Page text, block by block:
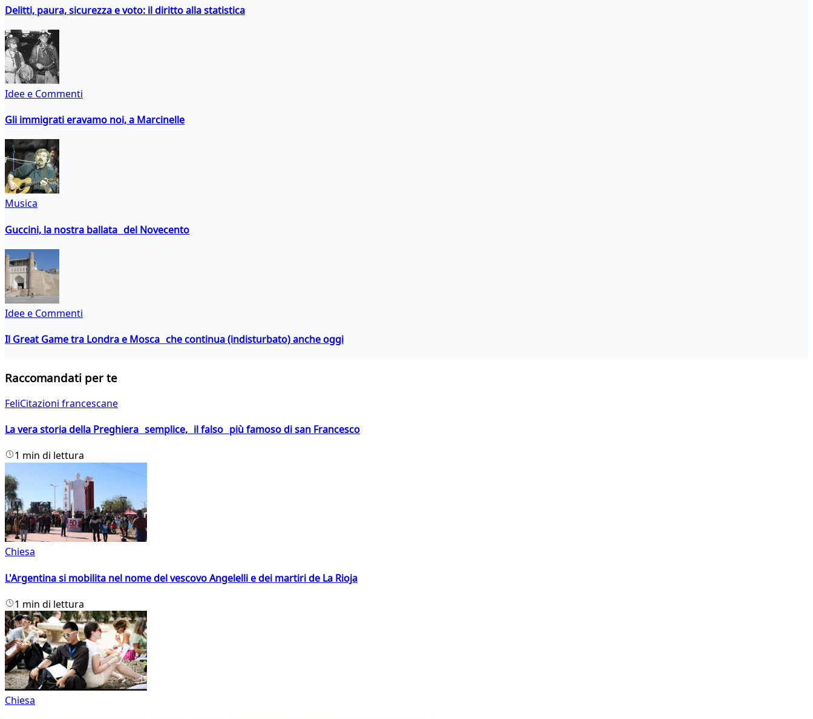
Delitti, paura, sicurezza e voto: il diritto alla statistica
Idee e Commenti
Gli immigrati eravamo noi, a Marcinelle
Musica
Guccini, la nostra ballata del Novecento
Idee e Commenti
Il Great Game tra Londra e Mosca che continua (indisturbato) anche oggi
Raccomandati per te
FeliCitazioni francescane
La vera storia della Preghiera semplice, il falso più famoso di san Francesco
1 min di lettura
Chiesa
L'Argentina si mobilita nel nome del vescovo Angelelli e dei martiri de La Rioja
1 min di lettura
Chiesa